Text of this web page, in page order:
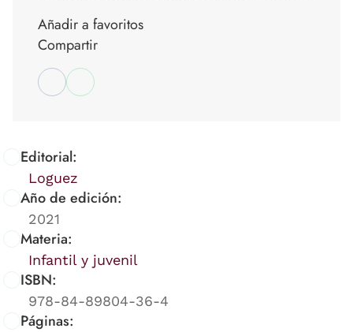
Editorial:
Loguez
Año de edición:
2021
Materia:
Infantil y juvenil
ISBN:
978-84-89804-36-4
Páginas:
Añadir a favoritos
Compartir